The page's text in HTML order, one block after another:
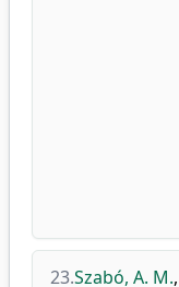
23.Szabó, A. M.,